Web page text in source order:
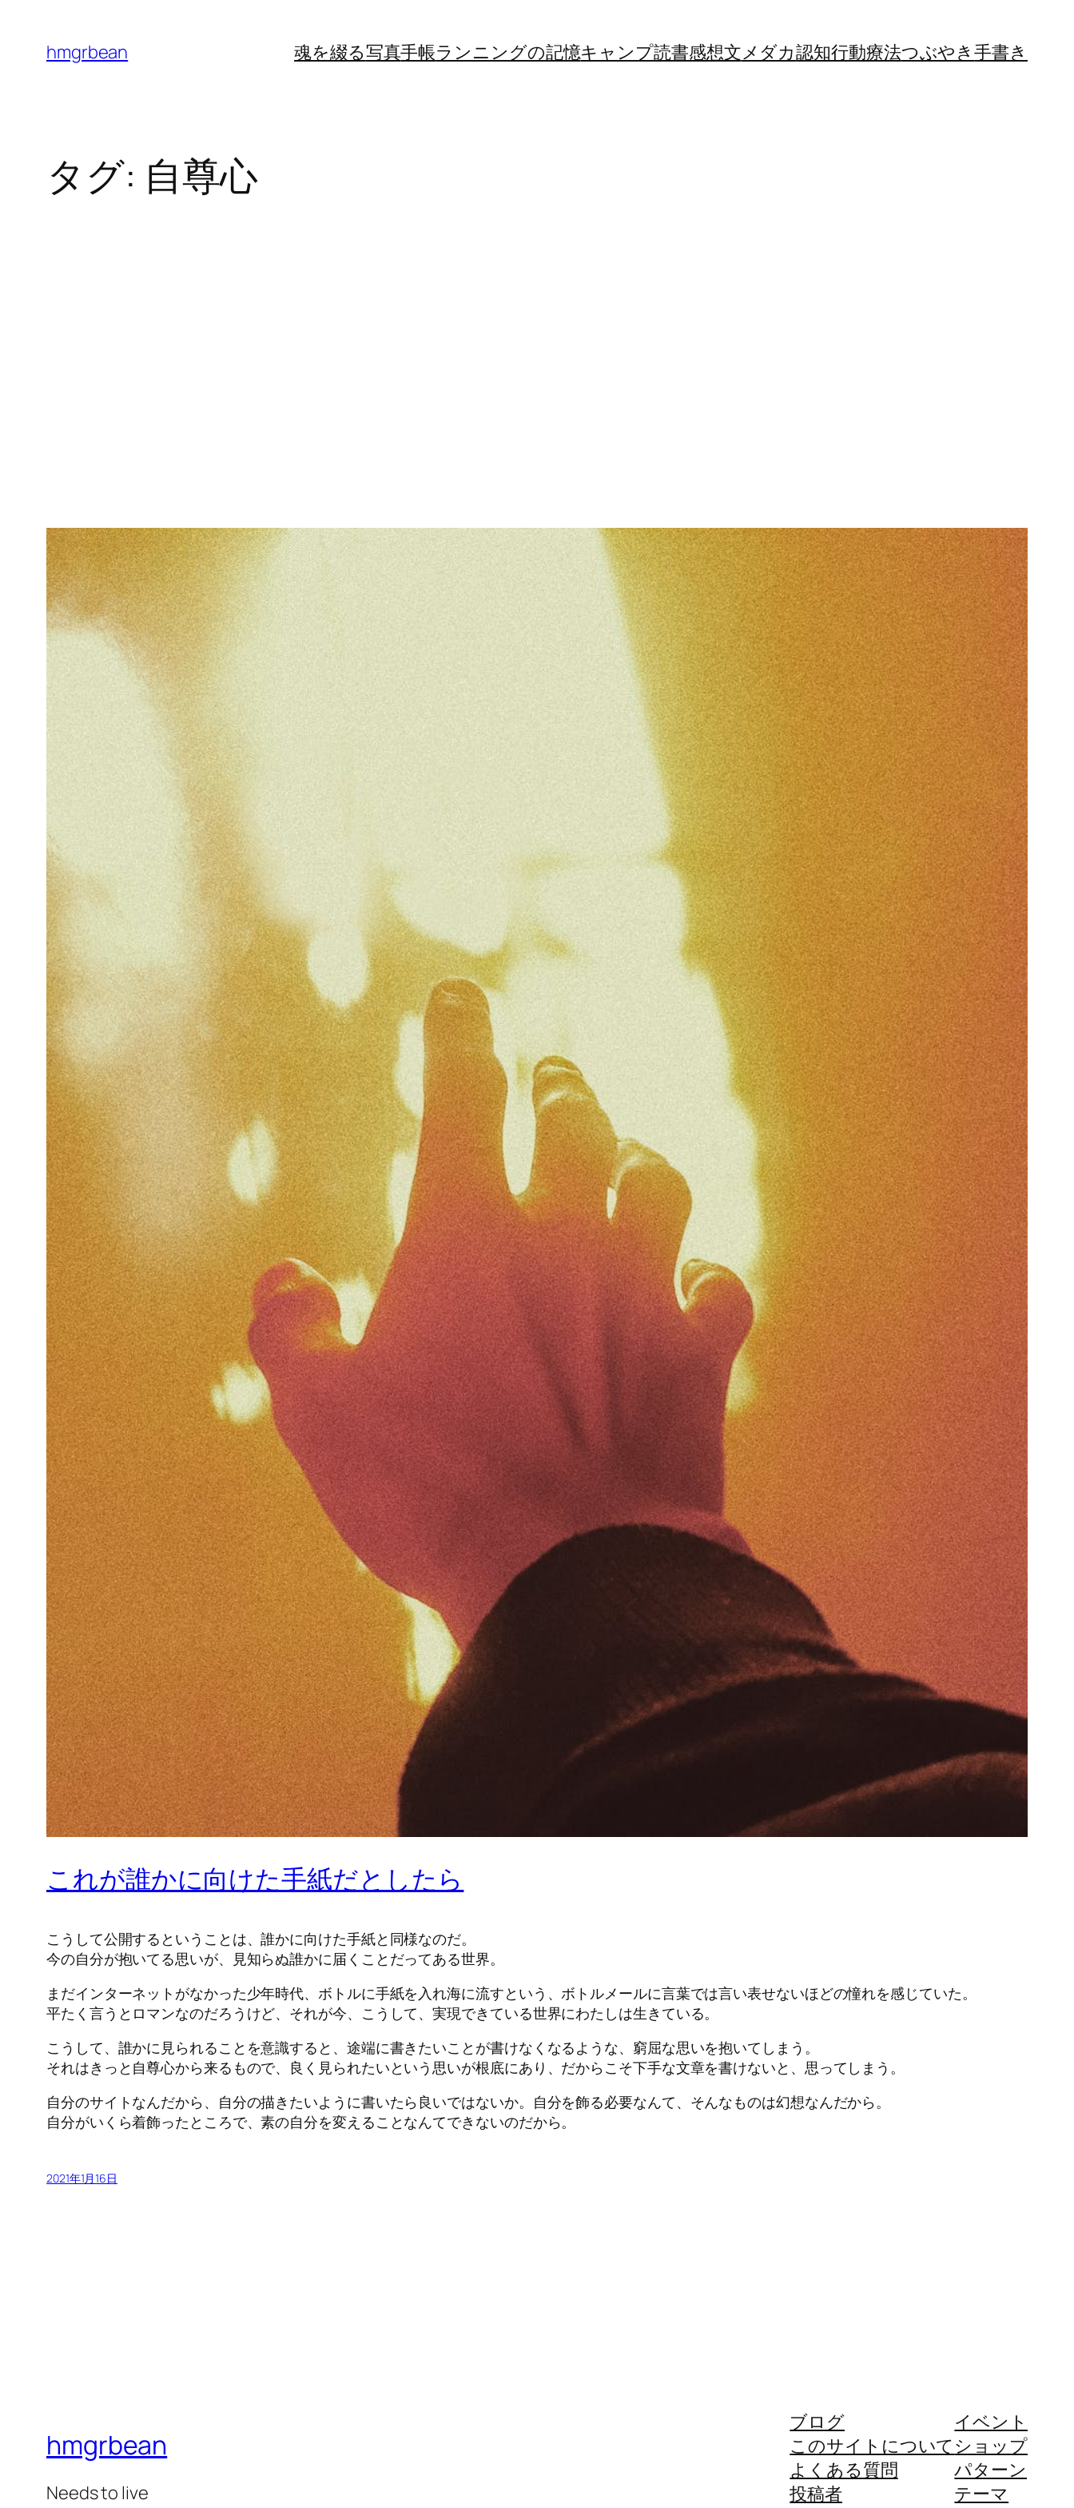
hmgrbean 魂を綴る写真手帳ランニングの記憶キャンプ読書感想文メダカ認知行動療法つぶやき手書き
タグ: 自尊心
これが誰かに向けた手紙だとしたら
こうして公開するということは、誰かに向けた手紙と同様なのだ。
今の自分が抱いてる思いが、見知らぬ誰かに届くことだってある世界。
まだインターネットがなかった少年時代、ボトルに手紙を入れ海に流すという、ボトルメールに言葉では言い表せないほどの憧れを感じていた。
平たく言うとロマンなのだろうけど、それが今、こうして、実現できている世界にわたしは生きている。
こうして、誰かに見られることを意識すると、途端に書きたいことが書けなくなるような、窮屈な思いを抱いてしまう。
それはきっと自尊心から来るもので、良く見られたいという思いが根底にあり、だからこそ下手な文章を書けないと、思ってしまう。
自分のサイトなんだから、自分の描きたいように書いたら良いではないか。自分を飾る必要なんて、そんなものは幻想なんだから。
自分がいくら着飾ったところで、素の自分を変えることなんてできないのだから。
2021年1月16日
hmgrbean
Needs to live
ブログ
このサイトについて
よくある質問
投稿者
イベント
ショップ
パターン
テーマ